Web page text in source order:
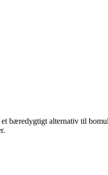
bæredygtigt alternativ til